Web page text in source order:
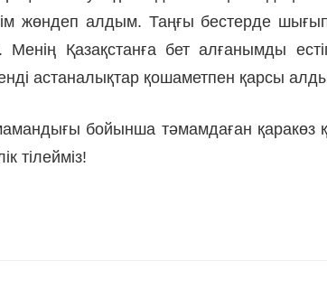
жөндеп алдым. Таңғы бестерде
Қазақстанға бет алғанымды
астаналықтар қошаметпен қарсы
бойынша тәмамдаған қаракөз
тілейміз!